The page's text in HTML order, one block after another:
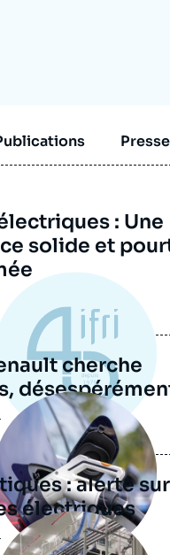
Presse
: Une
solide et
cherche
principale
médiatique
: alerte
électriques
principale
médiatique